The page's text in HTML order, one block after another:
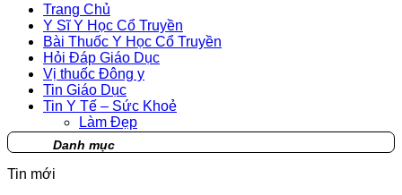
Trang Chủ
Y Sĩ Y Học Cổ Truyền
Bài Thuốc Y Học Cổ Truyền
Hỏi Đáp Giáo Dục
Vị thuốc Đông y
Tin Giáo Dục
Tin Y Tế – Sức Khoẻ
Làm Đẹp
Danh mục
Tin mới